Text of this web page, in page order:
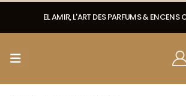
EL AMIR, L'ART DES PARFUMS & ENCENS